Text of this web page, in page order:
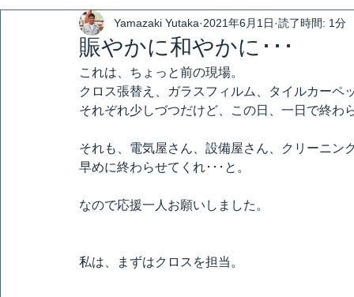
賑やかに和やかに･･･
Yamazaki Yutaka 2021年6月1日 読了時間: 1分
これは、ちょっと前の現場。
クロス張替え、ガラスフィルム、タイルカーペ
それぞれ少しづつだけど、この日、一日で終わ
それも、電気屋さん、設備屋さん、クリーニン
早めに終わらせてくれ･･･と。
なので応援一人お願いしました。
私は、まずはクロスを担当。